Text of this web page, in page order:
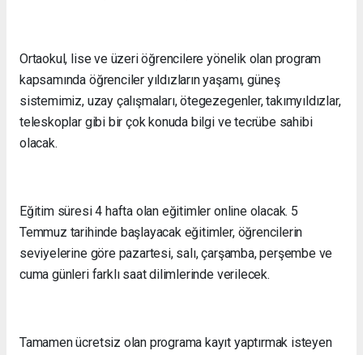
Ortaokul, lise ve üzeri öğrencilere yönelik olan program
kapsamında öğrenciler yıldızların yaşamı, güneş
sistemimiz, uzay çalışmaları, ötegezegenler, takımyıldızlar,
teleskoplar gibi bir çok konuda bilgi ve tecrübe sahibi
olacak.
Eğitim süresi 4 hafta olan eğitimler online olacak. 5
Temmuz tarihinde başlayacak eğitimler, öğrencilerin
seviyelerine göre pazartesi, salı, çarşamba, perşembe ve
cuma günleri farklı saat dilimlerinde verilecek.
Tamamen ücretsiz olan programa kayıt yaptırmak isteyen